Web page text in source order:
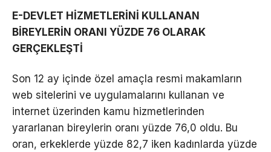
E-DEVLET HİZMETLERİNİ KULLANAN
BİREYLERİN ORANI YÜZDE 76 OLARAK
GERÇEKLEŞTİ
Son 12 ay içinde özel amaçla resmi makamların
web sitelerini ve uygulamalarını kullanan ve
internet üzerinden kamu hizmetlerinden
yararlanan bireylerin oranı yüzde 76,0 oldu. Bu
oran, erkeklerde yüzde 82,7 iken kadınlarda yüzde